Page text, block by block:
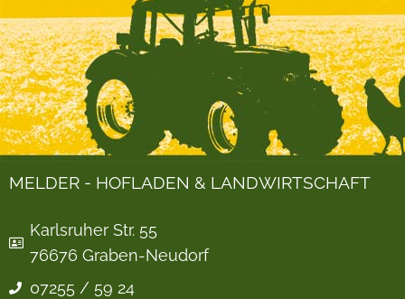
MELDER - HOFLADEN & LANDWIRTSCHAFT
Karlsruher Str. 55
76676 Graben-Neudorf
07255 / 59 24